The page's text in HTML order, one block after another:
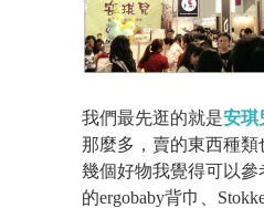
我們最先逛的就是安琪
那麼多，賣的東西種
幾個好物我覺得可以
的ergobaby背巾、